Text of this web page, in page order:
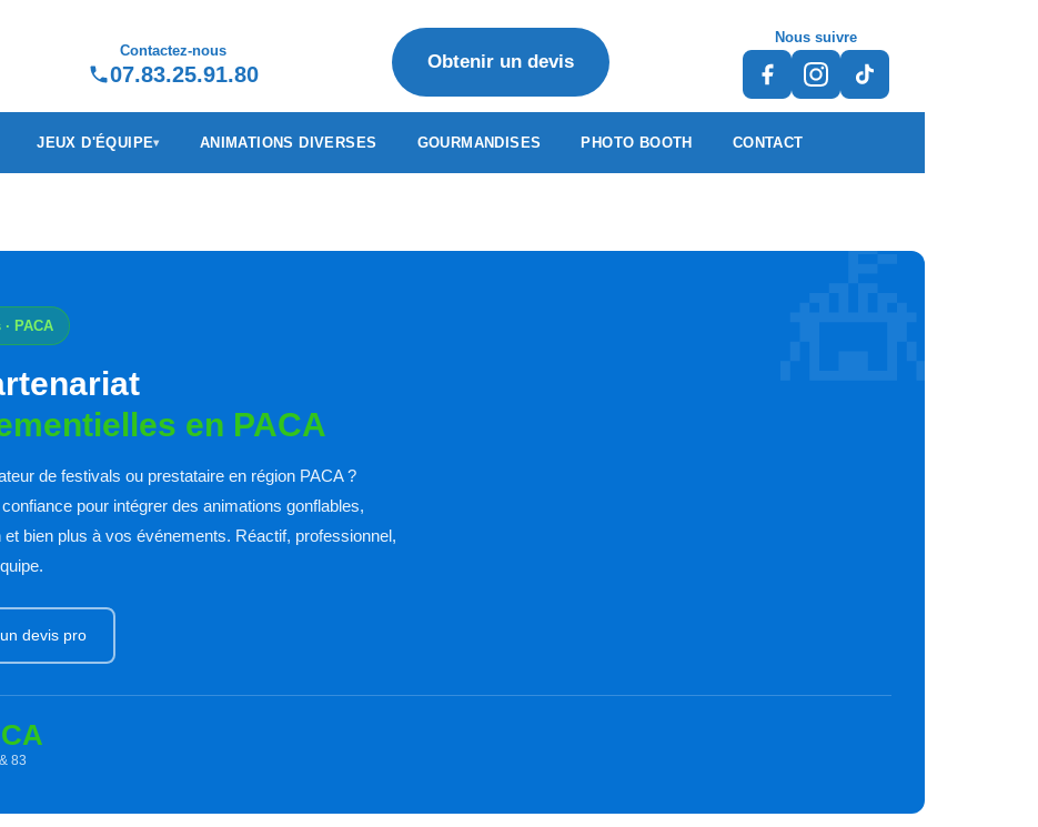
Contactez-nous
07.83.25.91.80
Obtenir un devis
Nous suivre
JEUX D'ÉQUIPE ANIMATIONS DIVERSES GOURMANDISES PHOTO BOOTH CONTACT
PACA
en PACA
de festivals ou prestataire en région PACA ?
pour intégrer des animations gonflables,
bien plus à vos événements. Réactif, professionnel,
devis pro
83